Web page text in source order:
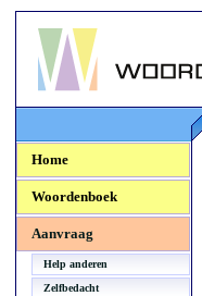
Woordenboek.NU
Home
Woordenboek
Aanvraag
Help anderen
Zelfbedacht